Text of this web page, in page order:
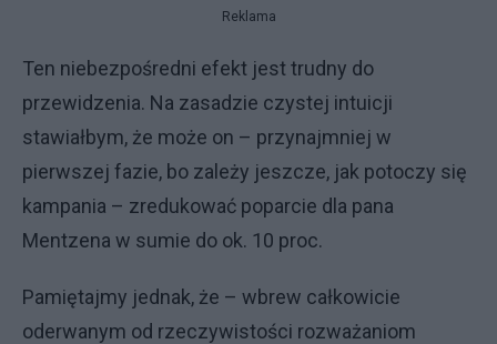
Reklama
Ten niebezpośredni efekt jest trudny do
przewidzenia. Na zasadzie czystej intuicji
stawiałbym, że może on – przynajmniej w
pierwszej fazie, bo zależy jeszcze, jak potoczy się
kampania – zredukować poparcie dla pana
Mentzena w sumie do ok. 10 proc.
Pamiętajmy jednak, że – wbrew całkowicie
oderwanym od rzeczywistości rozważaniom